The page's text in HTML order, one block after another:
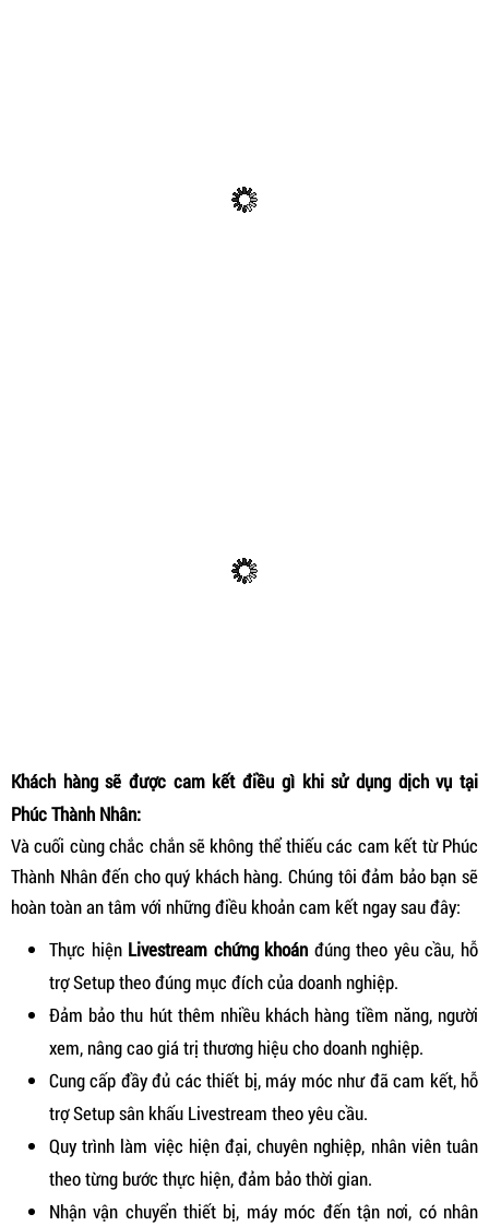
Khách hàng sẽ được cam kết điều gì khi sử dụng dịch vụ tại
Phúc Thành Nhân:
Và cuối cùng chắc chắn sẽ không thể thiếu các cam kết từ Phúc
Thành Nhân đến cho quý khách hàng. Chúng tôi đảm bảo bạn sẽ
hoàn toàn an tâm với những điều khoản cam kết ngay sau đây:
Thực hiện Livestream chứng khoán đúng theo yêu cầu, hỗ
trợ Setup theo đúng mục đích của doanh nghiệp.
Đảm bảo thu hút thêm nhiều khách hàng tiềm năng, người
xem, nâng cao giá trị thương hiệu cho doanh nghiệp.
Cung cấp đầy đủ các thiết bị, máy móc như đã cam kết, hỗ
trợ Setup sân khấu Livestream theo yêu cầu.
Quy trình làm việc hiện đại, chuyên nghiệp, nhân viên tuân
theo từng bước thực hiện, đảm bảo thời gian.
Nhận vận chuyển thiết bị, máy móc đến tận nơi, có nhân